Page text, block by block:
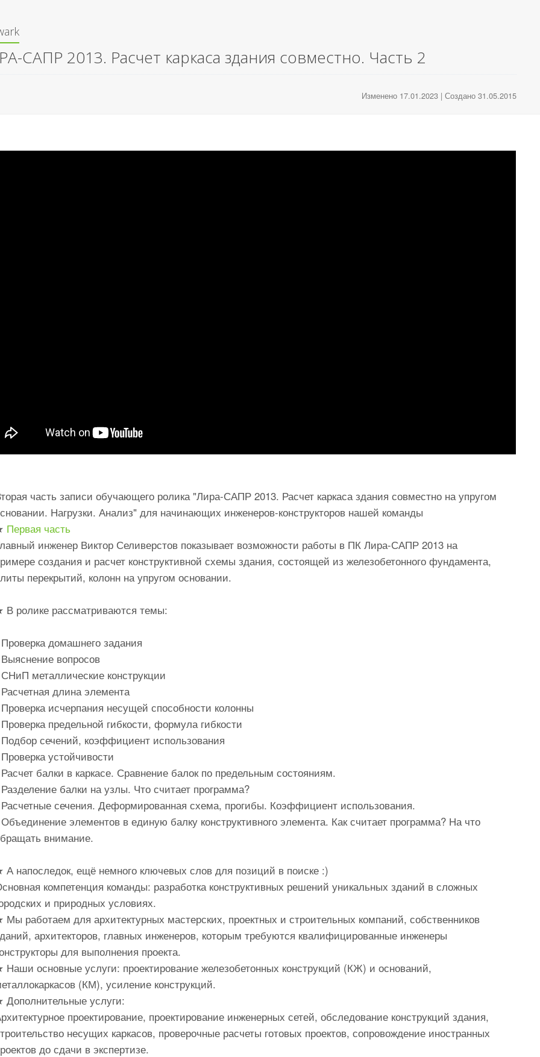
САПР 2013. Расчет каркаса здания совместно. Часть 2
Изменено 17.01.2023 | Создано 31.05.2015
часть записи обучающего ролика "Лира-САПР 2013. Расчет каркаса здания совместно на упругом
Нагрузки. Анализ" для начинающих инженеров-конструкторов нашей команды
Первая часть
инженер Виктор Селиверстов показывает возможности работы в ПК Лира-САПР 2013 на
создания и расчет конструктивной схемы здания, состоящей из железобетонного фундамента,
перекрытий, колонн на упругом основании.
В ролике рассматриваются темы:
домашнего задания
вопросов
металлические конструкции
длина элемента
исчерпания несущей способности колонны
предельной гибкости, формула гибкости
сечений, коэффициент использования
устойчивости
балки в каркасе. Сравнение балок по предельным состояниям.
балки на узлы. Что считает программа?
сечения. Деформированная схема, прогибы. Коэффициент использования.
элементов в единую балку конструктивного элемента. Как считает программа? На что
внимание.
А напоследок, ещё немного ключевых слов для позиций в поиске :)
компетенция команды: разработка конструктивных решений уникальных зданий в сложных
и природных условиях.
Мы работаем для архитектурных мастерских, проектных и строительных компаний, собственников
архитекторов, главных инженеров, которым требуются квалифицированные инженеры
для выполнения проекта.
Наши основные услуги: проектирование железобетонных конструкций (КЖ) и оснований,
(КМ), усиление конструкций.
Дополнительные услуги:
проектирование, проектирование инженерных сетей, обследование конструкций здания,
несущих каркасов, проверочные расчеты готовых проектов, сопровождение иностранных
до сдачи в экспертизе.